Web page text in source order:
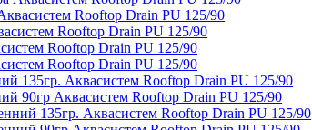
Rooftop Drain PU 125/90
Rooftop Drain PU 125/90
Rooftop Drain PU 125/90
Rooftop Drain PU 125/90
135гр. Аквасистем Rooftop Drain PU 125/90
90гр Аквасистем Rooftop Drain PU 125/90
135гр. Аквасистем Rooftop Drain PU 125/90